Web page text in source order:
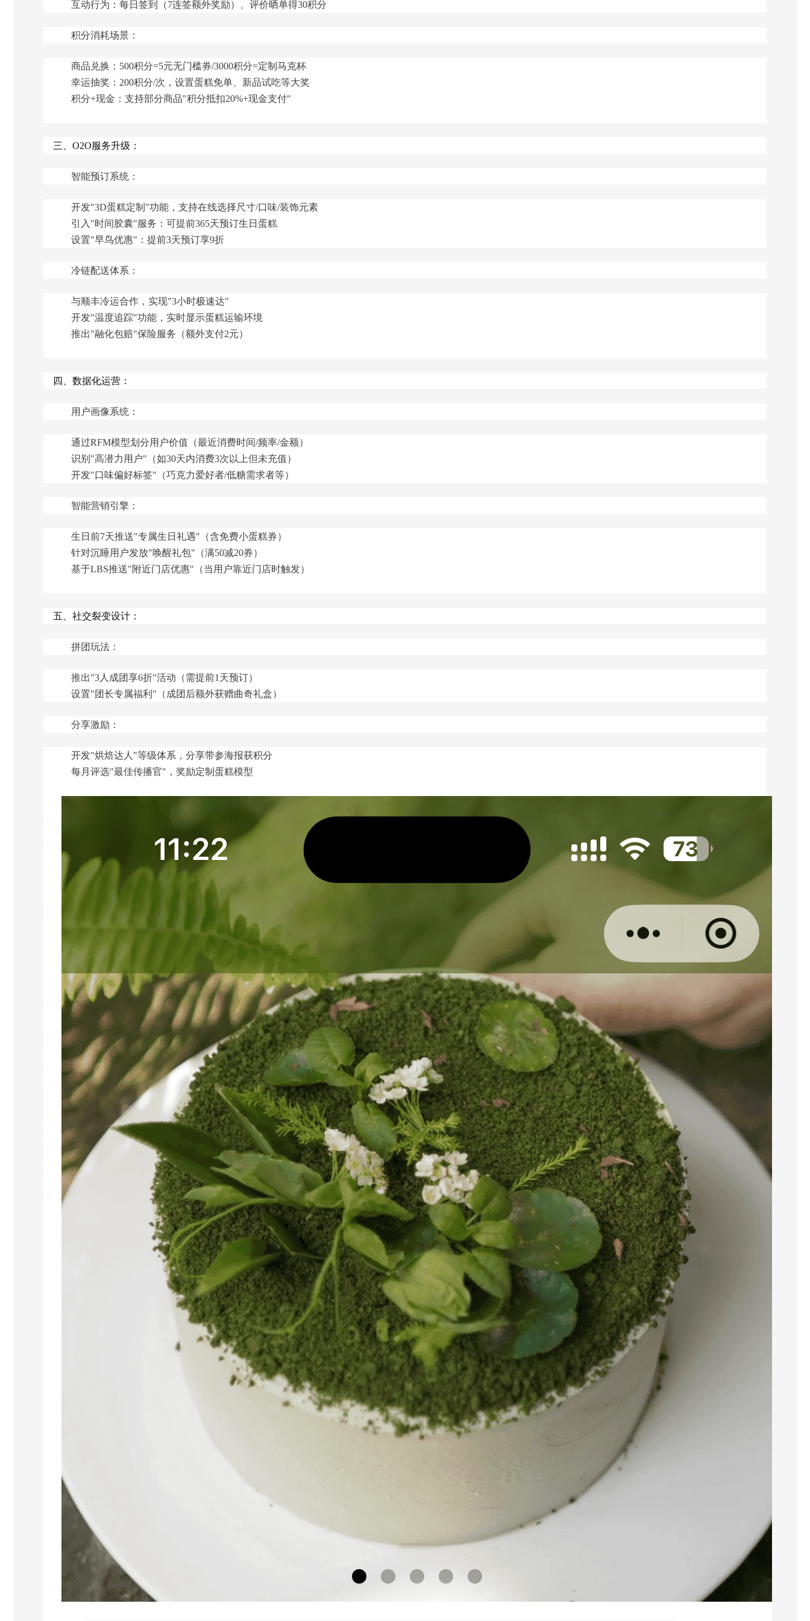
互动行为：每日签到（7连签额外奖励）、评价晒单得30积分
积分消耗场景：
商品兑换：500积分=5元无门槛券/3000积分=定制马克杯
幸运抽奖：200积分/次，设置蛋糕免单、新品试吃等大奖
积分+现金：支持部分商品"积分抵扣20%+现金支付"
三、O2O服务升级：
智能预订系统：
开发"3D蛋糕定制"功能，支持在线选择尺寸/口味/装饰元素
引入"时间胶囊"服务：可提前365天预订生日蛋糕
设置"早鸟优惠"：提前3天预订享9折
冷链配送体系：
与顺丰冷运合作，实现"3小时极速达"
开发"温度追踪"功能，实时显示蛋糕运输环境
推出"融化包赔"保险服务（额外支付2元）
四、数据化运营：
用户画像系统：
通过RFM模型划分用户价值（最近消费时间/频率/金额）
识别"高潜力用户"（如30天内消费3次以上但未充值）
开发"口味偏好标签"（巧克力爱好者/低糖需求者等）
智能营销引擎：
生日前7天推送"专属生日礼遇"（含免费小蛋糕券）
针对沉睡用户发放"唤醒礼包"（满50减20券）
基于LBS推送"附近门店优惠"（当用户靠近门店时触发）
五、社交裂变设计：
拼团玩法：
推出"3人成团享6折"活动（需提前1天预订）
设置"团长专属福利"（成团后额外获赠曲奇礼盒）
分享激励：
开发"烘焙达人"等级体系，分享带参海报获积分
每月评选"最佳传播官"，奖励定制蛋糕模型